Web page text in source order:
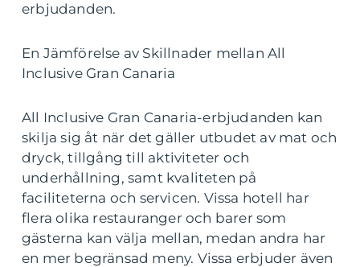
erbjudanden.
En Jämförelse av Skillnader mellan All
Inclusive Gran Canaria
All Inclusive Gran Canaria-erbjudanden kan
skilja sig åt när det gäller utbudet av mat och
dryck, tillgång till aktiviteter och
underhållning, samt kvaliteten på
faciliteterna och servicen. Vissa hotell har
flera olika restauranger och barer som
gästerna kan välja mellan, medan andra har
en mer begränsad meny. Vissa erbjuder även